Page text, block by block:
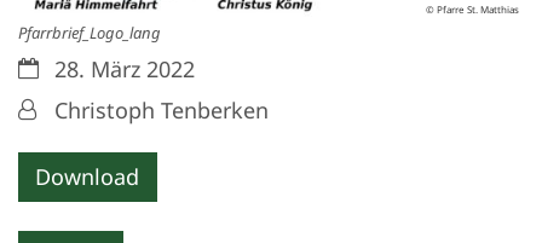
© Pfarre St. Matthias
Pfarrbrief_Logo_lang
Datum:28. März 2022
Von:Christoph Tenberken
Download